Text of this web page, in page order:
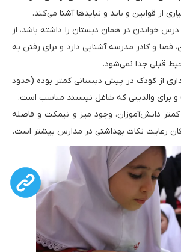
از قوانین و باید و نبایدها آشنا می‌کند.
خواندن در همان دبستان را داشته باشد، از
فضا و کادر مدرسه آشنایی دارد و برای رفتن به
قبلی جدا نمی‌شود.
از کودک در پیش دبستانی کمتر بوده (حدود
کمتر دانش‌آموزان، وجود میز و نیمکت و فاصله
رعایت نکات بهداشتی در مدارس بیشتر است.